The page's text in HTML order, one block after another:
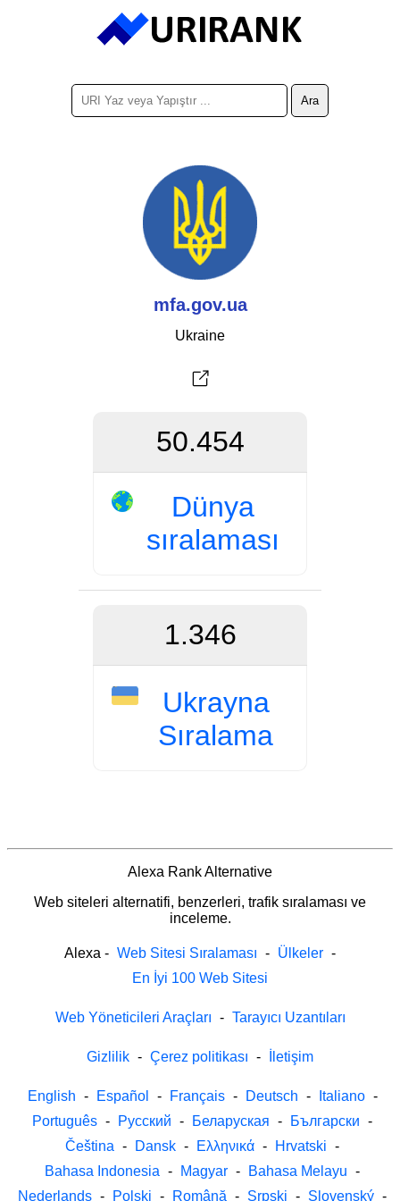
mfa.gov.ua
Ukraine
50.454
Dünya
sıralaması
1.346
Ukrayna
Sıralama
Alexa Rank Alternative
Web siteleri alternatifi, benzerleri, trafik sıralaması ve
inceleme.
Alexa - Web Sitesi Sıralaması - Ülkeler -
En İyi 100 Web Sitesi
Web Yöneticileri Araçları - Tarayıcı Uzantıları
Gizlilik - Çerez politikası - İletişim
English - Español - Français - Deutsch - Italiano -
Português - Русский - Беларуская - Български -
Čeština - Dansk - Ελληνικά - Hrvatski -
Bahasa Indonesia - Magyar - Bahasa Melayu -
Nederlands - Polski - Română - Srpski - Slovenský -